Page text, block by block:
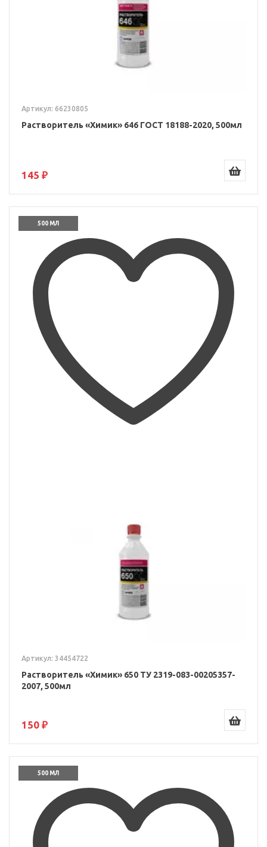
Артикул: 66230805
Растворитель «Химик» 646 ГОСТ 18188-2020, 500мл
145 ₽
500 МЛ
Артикул: 34454722
Растворитель «Химик» 650 ТУ 2319-083-00205357-
2007, 500мл
150 ₽
500 МЛ